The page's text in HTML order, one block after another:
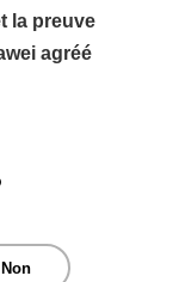
la preuve
agréé
Non